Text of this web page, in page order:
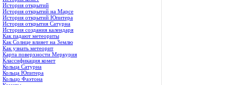
История открытий
История открытий на Марсе
История открытий Юпитера
История открытия Сатурна
История создания календаря
Как падают метеориты
Как Солнце влияет на Землю
Как узнать метеорит
Карта поверхности Меркурия
Классификация комет
Кольца Сатурна
Кольца Юпитера
Кольцо Фаэтона